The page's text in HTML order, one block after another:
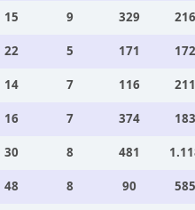
15 9 329
22 5 171
14 7 116
16 7 374
30 8 481
48 8 90